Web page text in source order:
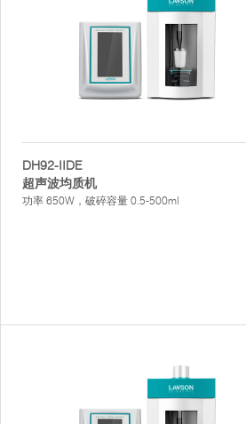
DH92-IIDE
超声波均质机
功率 650W，破碎容量 0.5-500ml